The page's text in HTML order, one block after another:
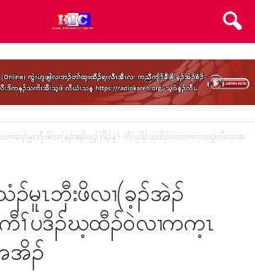
ၤကသံၣ်မူၤဘှီးဖိလၢ(ခ့ၣ်အဲၣ်ယူၣ်)ဖီၣ်န့ၢ် ကီၢ်ပဒိၣ်ဃ့ထီၣ်၀ဲလၢကက့ၤဟ့ၣ်လီၤလၢအ
ၣ်မူၤဘှီးဖိလၢ(ခ့ၣ်အဲၣ်
ၢ်ပဒိၣ်ဃ့ထီၣ်၀ဲလၢကက့ၤ
အိၣ်